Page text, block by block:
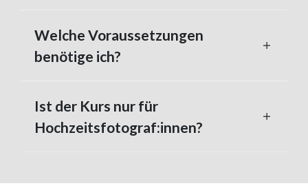
Welche Voraussetzungen
benötige ich?
Ist der Kurs nur für
Hochzeitsfotograf:innen?